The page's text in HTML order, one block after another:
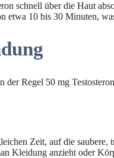
schnell über die Haut
etwa 10 bis 30 Minuten,
der Regel 50 mg
Zeit, auf die
Kleidung anzieht oder